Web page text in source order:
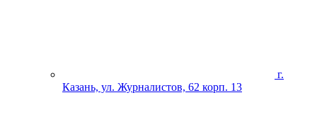
г.
Казань, ул. Журналистов, 62 корп. 13